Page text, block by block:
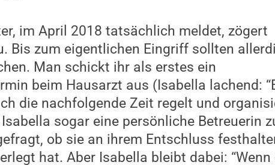
im April 2018 tatsächlich meldet, zögert
Bis zum eigentlichen Eingriff sollten
Man schickt ihr als erstes ein
beim Hausarzt aus (Isabella lachend:
die nachfolgende Zeit regelt und
sogar eine persönliche Betreuerin
ob sie an ihrem Entschluss
hat. Aber Isabella bleibt dabei: “Wenn